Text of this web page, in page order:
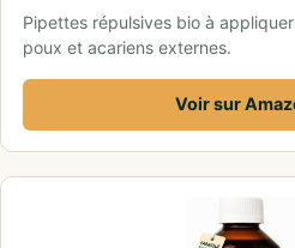
Pipettes répulsives bio à
poux et acariens externes.
Voir sur